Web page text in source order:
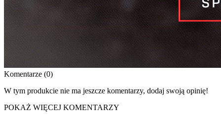
Komentarze (0)
W tym produkcie nie ma jeszcze komentarzy, dodaj swoją opinię!
POKAŻ WIĘCEJ KOMENTARZY